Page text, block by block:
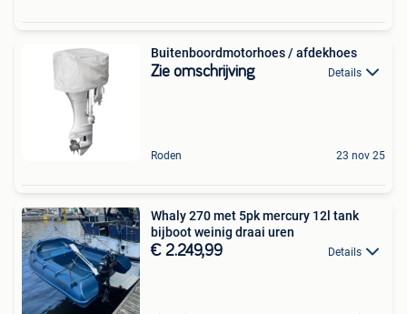
Buitenboordmotorhoes / afdekhoes
Zie omschrijving Details
Roden 23 nov 25
Whaly 270 met 5pk mercury 12l tank
bijboot weinig draai uren
€ 2.249,99 Details